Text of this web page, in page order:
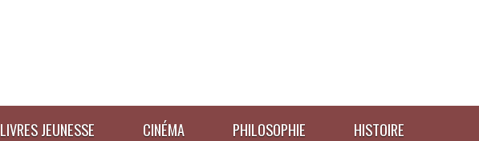
LIVRES JEUNESSE CINÉMA PHILOSOPHIE HISTOIRE